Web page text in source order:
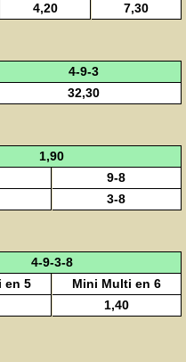
4,20 7,30
4-9-3
32,30
1,90
9-8
3-8
4-9-3-8
en 5
Mini Multi en 6
1,40